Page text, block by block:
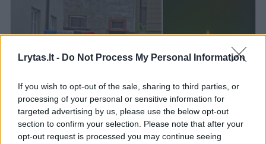
Lrytas.lt - Do Not Process My Personal Information
If you wish to opt-out of the sale, sharing to third parties, or
processing of your personal or sensitive information for
targeted advertising by us, please use the below opt-out
section to confirm your selection. Please note that after your
opt-out request is processed you may continue seeing
Daugiau nuotraukų (1)